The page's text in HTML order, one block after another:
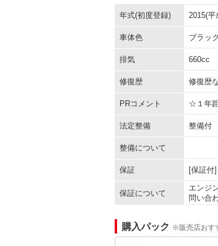
年式(初度登録) 2015(平
車体色 ブラッ
排気 660cc
修復歴 修復歴
PRコメント ☆１年
法定整備 整備付
整備について
保証 [保証付
保証について
エンジ
問い合
購入パック ※販売店おす